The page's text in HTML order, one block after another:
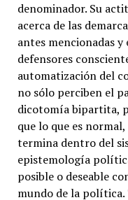
denominador. Su
acerca de las
antes mencionadas
defensores
automatización del
no sólo perciben el
dicotomía bipartita,
que lo que es
termina dentro del
epistemología
posible o deseable
mundo de la política.